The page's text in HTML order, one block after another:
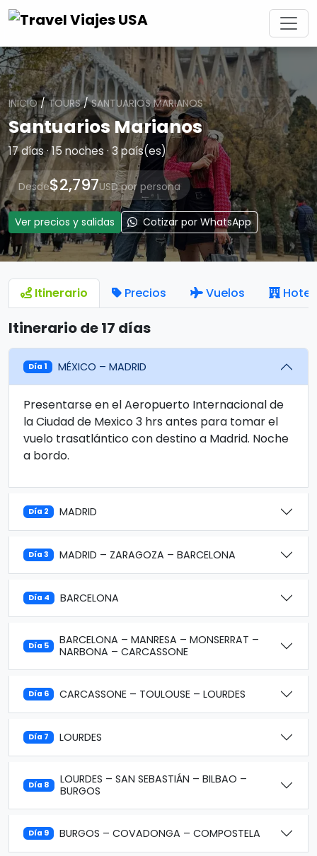
INICIO/TOURS/SANTUARIOS MARIANOS
Santuarios Marianos
17 días · 15 noches · 3 país(es)
Desde$2,797USD por persona
Ver precios y salidas Cotizar por WhatsApp
Itinerario Precios Vuelos
Itinerario de 17 días
Día 1 MÉXICO – MADRID
Presentarse en el Aeropuerto Internacional de
la Ciudad de Mexico 3 hrs antes para tomar el
vuelo trasatlántico con destino a Madrid. Noche
a bordo.
Día 2 MADRID
Día 3 MADRID – ZARAGOZA – BARCELONA
Día 4 BARCELONA
Día 5
BARCELONA – MANRESA – MONSERRAT –
NARBONA – CARCASSONE
Día 6 CARCASSONE – TOULOUSE – LOURDES
Día 7 LOURDES
Día 8
LOURDES – SAN SEBASTIÁN – BILBAO –
BURGOS
Día 9 BURGOS – COVADONGA – COMPOSTELA